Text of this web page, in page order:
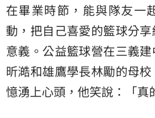
在畢業時節，能與隊友一
動，把自己喜愛的籃球分
意義。公益籃球營在三義
昕澔和雄鷹學長林勵的母
憶湧上心頭，他笑說：「真